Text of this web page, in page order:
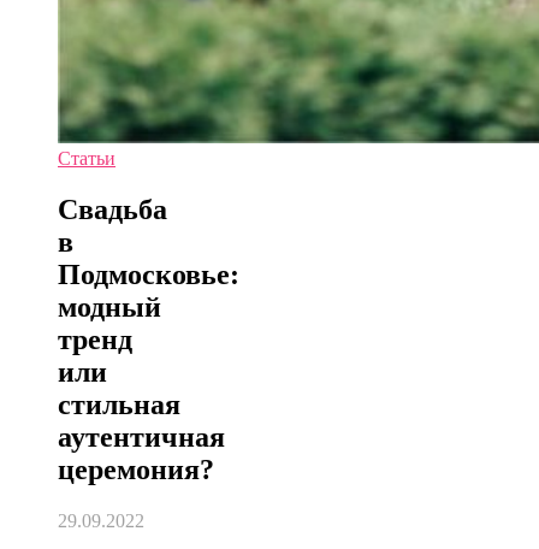
Статьи
Свадьба
в
Подмосковье:
модный
тренд
или
стильная
аутентичная
церемония?
29.09.2022